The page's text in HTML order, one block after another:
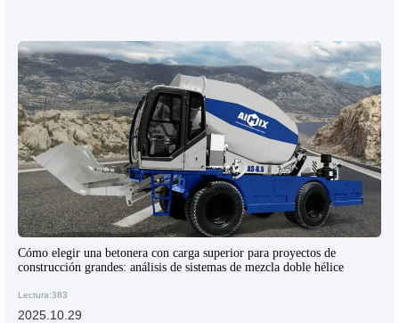
Cómo elegir una betonera con carga superior para proyectos de
construcción grandes: análisis de sistemas de mezcla doble hélice
Lectura:383
2025.10.29